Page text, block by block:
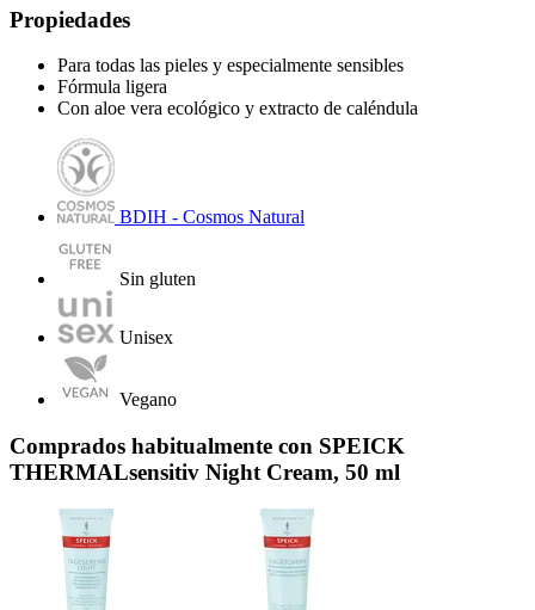
Propiedades
Para todas las pieles y especialmente sensibles
Fórmula ligera
Con aloe vera ecológico y extracto de caléndula
BDIH - Cosmos Natural
Sin gluten
Unisex
Vegano
Comprados habitualmente con SPEICK
THERMALsensitiv Night Cream, 50 ml